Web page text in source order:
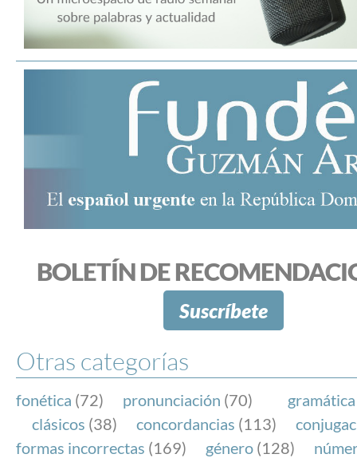
BOLETÍN DE
Suscríbete
Otras categorías
fonética (72) pronunciación (70) gramática
clásicos (38) concordancias (113)
formas incorrectas (169) género (128)